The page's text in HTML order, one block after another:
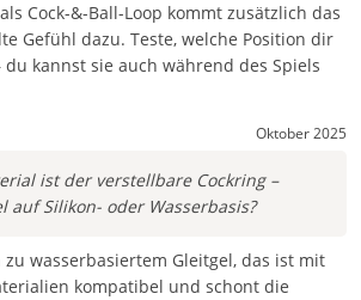
Cock-&-Ball-Loop kommt zusätzlich das
Gefühl dazu. Teste, welche Position dir
du kannst sie auch während des Spiels
Oktober 2025
ist der verstellbare Cockring –
auf Silikon- oder Wasserbasis?
zu wasserbasiertem Gleitgel, das ist mit
kompatibel und schont die